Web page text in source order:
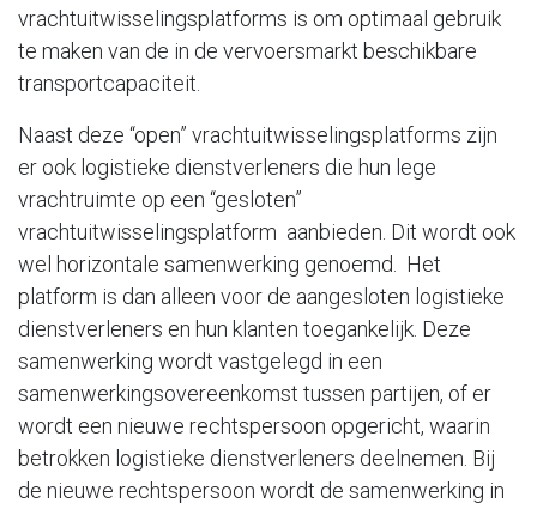
vrachtuitwisselingsplatforms is om optimaal gebruik
te maken van de in de vervoersmarkt beschikbare
transportcapaciteit.
Naast deze “open” vrachtuitwisselingsplatforms zijn
er ook logistieke dienstverleners die hun lege
vrachtruimte op een “gesloten”
vrachtuitwisselingsplatform aanbieden. Dit wordt ook
wel horizontale samenwerking genoemd. Het
platform is dan alleen voor de aangesloten logistieke
dienstverleners en hun klanten toegankelijk. Deze
samenwerking wordt vastgelegd in een
samenwerkingsovereenkomst tussen partijen, of er
wordt een nieuwe rechtspersoon opgericht, waarin
betrokken logistieke dienstverleners deelnemen. Bij
de nieuwe rechtspersoon wordt de samenwerking in